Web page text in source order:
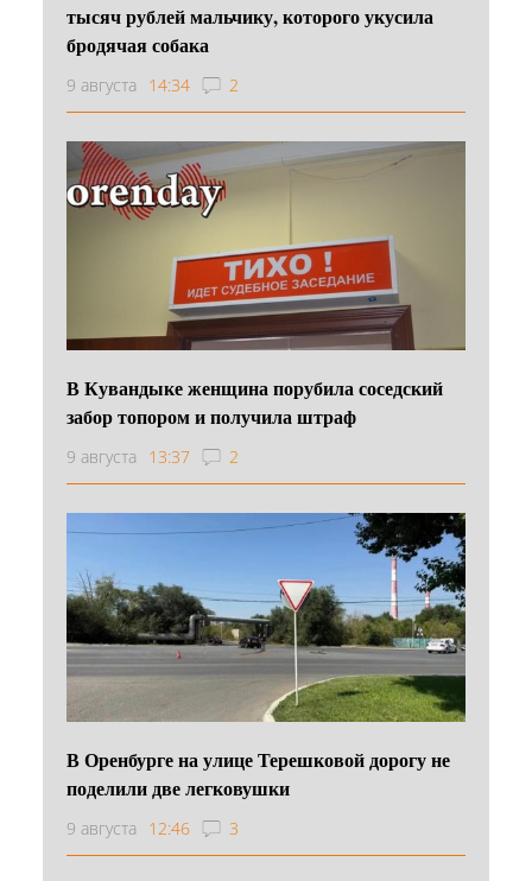
тысяч рублей мальчику, которого укусила
бродячая собака
9 августа 14:34 2
В Кувандыке женщина порубила соседский
забор топором и получила штраф
9 августа 13:37 2
В Оренбурге на улице Терешковой дорогу не
поделили две легковушки
9 августа 12:46 3